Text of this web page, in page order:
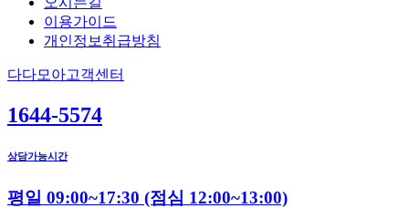
이용가이드
개인정보취급방침
다다모아고객센터
1644-5574
상담가능시간
평일 09:00~17:30 (점심 12:00~13:00)